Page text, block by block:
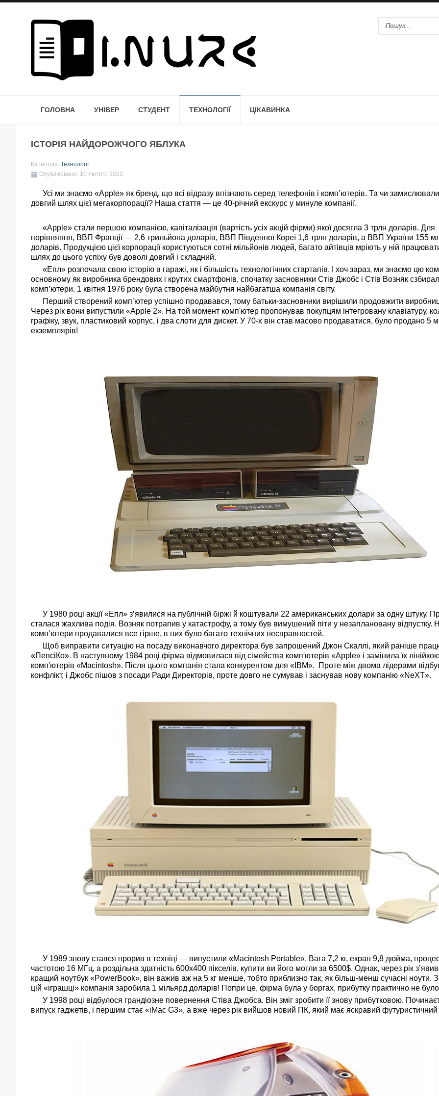
ГОЛОВНА УНІВЕР СТУДЕНТ ТЕХНОЛОГІЇ ЦІКАВИНКА
ІСТОРІЯ НАЙДОРОЖЧОГО ЯБЛУКА
Категорія: Технології
Опубліковано: 10 лютого 2022
Усі ми знаємо «Apple» як бренд, що всі відразу впізнають серед телефонів і комп’ютерів. Та чи
довгий шлях цієї мегакорпорації? Наша стаття — це 40-річний екскурс у минуле компанії.
«Apple» стали першою компанією, капіталізація (вартість усіх акцій фірми) якої досягла 3 трлн доларів. Для
порівняння, ВВП Франції — 2,6 трильйона доларів, ВВП Південної Кореї 1,6 трлн доларів, а ВВП України 155
доларів. Продукцією цієї корпорації користуються сотні мільйонів людей, багато айтівців мріють у ній
шлях до цього успіху був доволі довгий і складний.
«Епл» розпочала свою історію в гаражі, як і більшість технологічних стартапів. І хоч зараз, ми знаємо цю
основному як виробника брендових і крутих смартфонів, спочатку засновники Стів Джобс і Стів Возняк
комп’ютери. 1 квітня 1976 року була створена майбутня найбагатша компанія світу.
Перший створений комп’ютер успішно продавався, тому батьки-засновники вирішили продовжити
Через рік вони випустили «Apple 2». На той момент комп'ютер пропонував покупцям інтегровану клавіатуру,
графіку, звук, пластиковий корпус, і два слоти для дискет. У 70-х він став масово продаватися, було продано 5
екземплярів!
У 1980 році акції «Епл» з’явилися на публічній біржі й коштували 22 американських долари за одну штуку.
сталася жахлива подія. Возняк потрапив у катастрофу, а тому був вимушений піти у незаплановану відпустку.
комп’ютери продавалися все гірше, в них було багато технічних несправностей.
Щоб виправити ситуацію на посаду виконавчого директора був запрошений Джон Скаллі, який раніше
«ПепсіКо». В наступному 1984 році фірма відмовилася від сімейства комп'ютерів «Apple» і замінила їх
комп'ютерів «Macintosh». Після цього компанія стала конкурентом для «IBM». Проте між двома лідерами
конфлікт, і Джобс пішов з посади Ради Директорів, проте довго не сумував і заснував нову компанію «NeXT».
У 1989 знову стався прорив в техніці — випустили «Macintosh Portable». Вага 7,2 кг, екран 9,8 дюйма,
частотою 16 МГц, а роздільна здатність 600х400 пікселів, купити ви його могли за 6500$. Однак, через рік
кращий ноутбук «PowerBook», він важив аж на 5 кг менше, тобто приблизно так, як більш-менш сучасні ноути.
цій «іграшці» компанія заробила 1 мільярд доларів! Попри це, фірма була у боргах, прибутку практично не
У 1998 році відбулося грандіозне повернення Стіва Джобса. Він зміг зробити її знову прибутковою.
випуск гаджетів, і першим стає «iMac G3», а вже через рік вийшов новий ПК, який має яскравий